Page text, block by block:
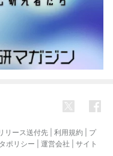
リース送付先 利用規約
プ
ポリシー 運営会社
サイト